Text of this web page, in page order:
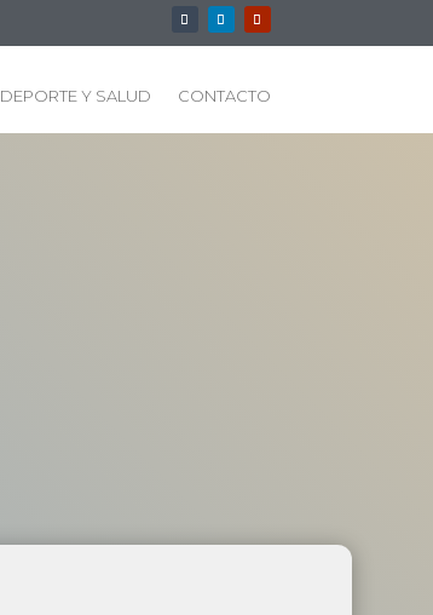
DEPORTE Y SALUD CONTACTO